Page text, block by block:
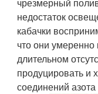
недостаток
кабачки
что они
длительном
продуцировать и
соединений